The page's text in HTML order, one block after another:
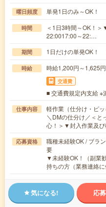
曜日頻度 単発1日のみ～OK！
時間
＜1日3時間～OK！
22:0017:00～22:…
期間 1日だけの単発OK！
時給 時給1,200円～1,625円
交通費
■ 交通費規定内支給 ※
仕事内容
軽作業（仕分け・ピ
＼DMの仕分け／＜と
心！＞▼封入作業及
応募資格
職種未経験OK / ブラ
要
▼未経験OK！（副業
持ちの方（業務連絡
気になる! 応